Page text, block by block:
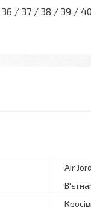
36 / 37 / 38 / 39 /
Air